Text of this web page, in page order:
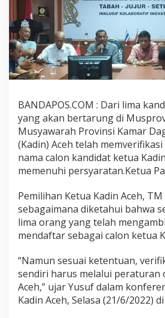
BANDAPOS.COM : Dari lima
yang akan bertarung di
Musyawarah Provinsi Kamar
(Kadin) Aceh telah
nama calon kandidat ketua
memenuhi persyaratan.Ketua
Pemilihan Ketua Kadin Aceh,
sebagaimana diketahui bahwa
lima orang yang telah
mendaftar sebagai calon ketua
“Namun sesuai ketentuan,
sendiri harus melalui peraturan
Aceh,” ujar Yusuf dalam
Kadin Aceh, Selasa (21/6/2022)